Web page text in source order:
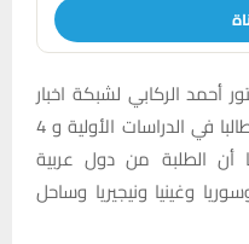
أحمد الركابي لشبكة اخبار
الناصرية إن الجامعة ستستقبل 53 طالبا في الدراسات الأولية و 4
أن الطلبة من دول عربية
وغينيا ونيجيريا وساحل